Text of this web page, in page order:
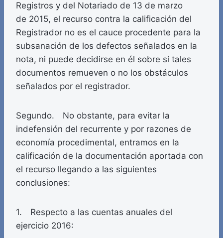
Registros y del Notariado de 13 de marzo
de 2015, el recurso contra la calificación del
Registrador no es el cauce procedente para la
subsanación de los defectos señalados en la
nota, ni puede decidirse en él sobre si tales
documentos remueven o no los obstáculos
señalados por el registrador.
Segundo. No obstante, para evitar la
indefensión del recurrente y por razones de
economía procedimental, entramos en la
calificación de la documentación aportada con
el recurso llegando a las siguientes
conclusiones:
1. Respecto a las cuentas anuales del
ejercicio 2016: